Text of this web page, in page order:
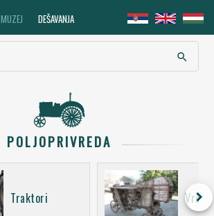
MUZEJ DEŠAVANJA
search
POLJOPRIVREDA
Traktori keyboard_arrow_right